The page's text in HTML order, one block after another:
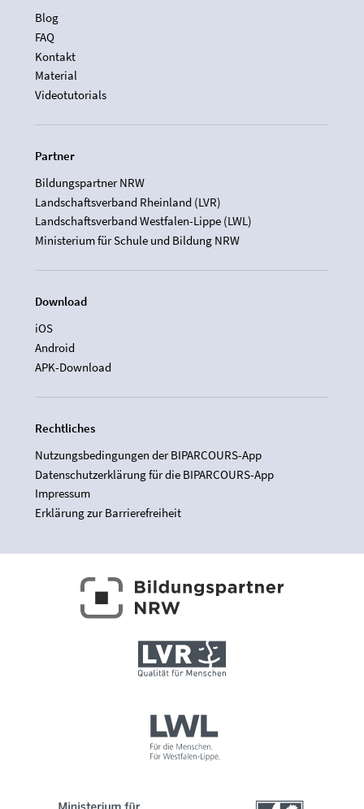
Blog
FAQ
Kontakt
Material
Videotutorials
Partner
Bildungspartner NRW
Landschaftsverband Rheinland (LVR)
Landschaftsverband Westfalen-Lippe (LWL)
Ministerium für Schule und Bildung NRW
Download
iOS
Android
APK-Download
Rechtliches
Nutzungsbedingungen der BIPARCOURS-App
Datenschutzerklärung für die BIPARCOURS-App
Impressum
Erklärung zur Barrierefreiheit